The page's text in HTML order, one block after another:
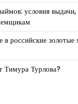
условия
в российские
Тимура Турлова?